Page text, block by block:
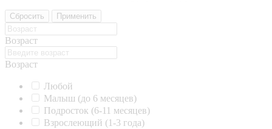
Сбросить Применить
Возраст
Возраст
Любой
Малыш (до 6 месяцев)
Подросток (6-11 месяцев)
Взрослеющий (1-3 года)